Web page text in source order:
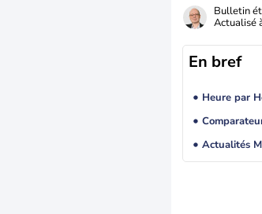
Bulletin
Actualisé
En bref
Heure par